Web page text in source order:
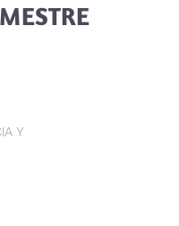
Y